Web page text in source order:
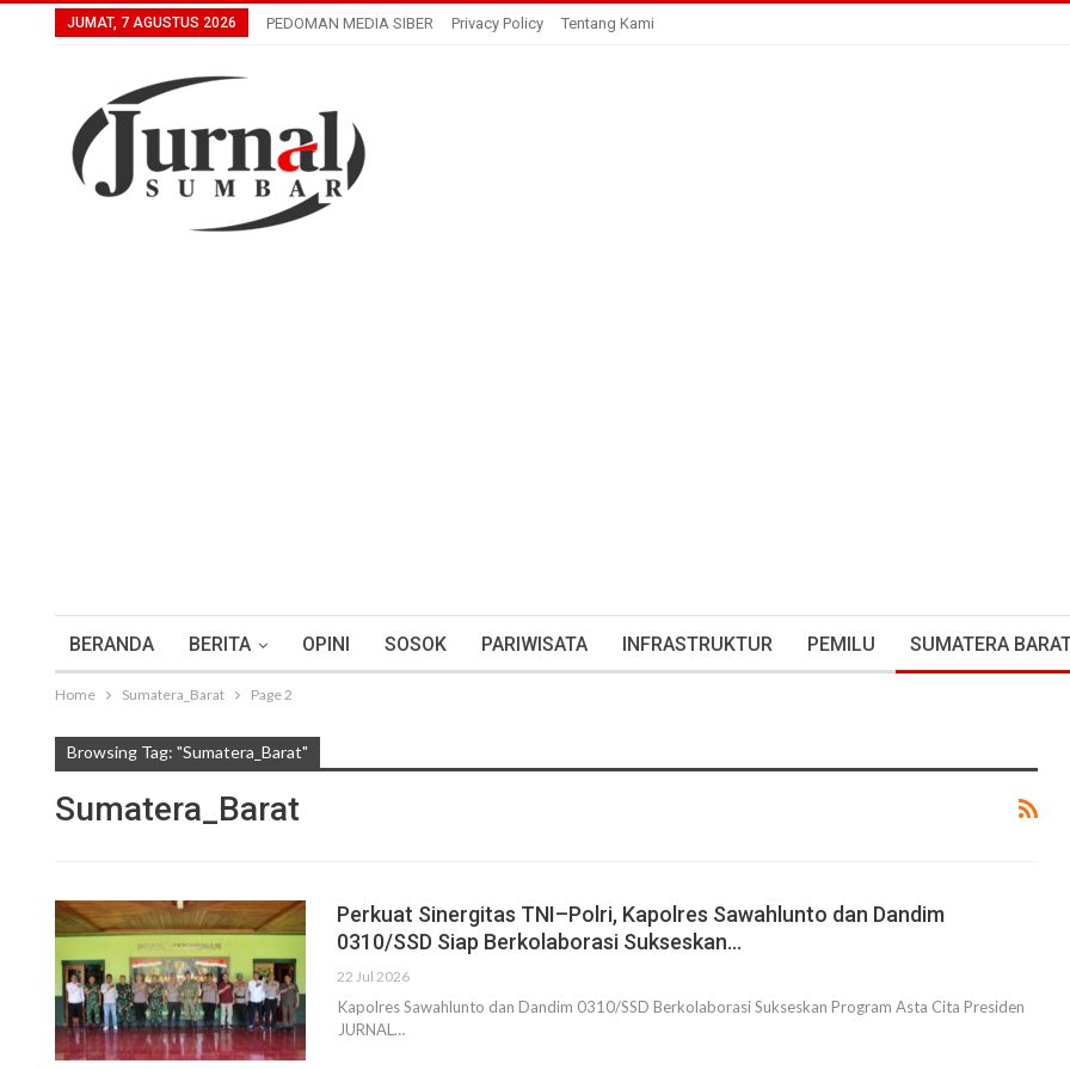
JUMAT, 7 AGUSTUS 2026 PEDOMAN MEDIA SIBER Privacy Policy Tentang Kami
BERANDA BERITA OPINI SOSOK PARIWISATA INFRASTRUKTUR PEMILU SUMATERA
Home Sumatera_Barat Page 2
Browsing Tag: "Sumatera_Barat"
Sumatera_Barat
Perkuat Sinergitas TNI–Polri, Kapolres Sawahlunto dan Dandim
0310/SSD Siap Berkolaborasi Sukseskan…
22 Jul 2026
Kapolres Sawahlunto dan Dandim 0310/SSD Berkolaborasi Sukseskan Program Asta Cita Presiden
JURNAL…